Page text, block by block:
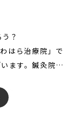
前にはカウンセ
てそれぞれの状
こないます。 く
しでも気になる
進めるためには
りと把握するの
げられ、慢性的
は肩回りや腰回
因があるケース
べての方に対し
せず、しっかり
してからそれぞ
な痛みを根本的
適に過ごせるよ
た技術や知識を
し、健やかな暮
ますので、ぜひ
むち打ち・腱鞘
状疱疹など本気
に行きたくない
？
はら治療院」で
ます。鍼灸院と
判断する技術を
寧に行っており